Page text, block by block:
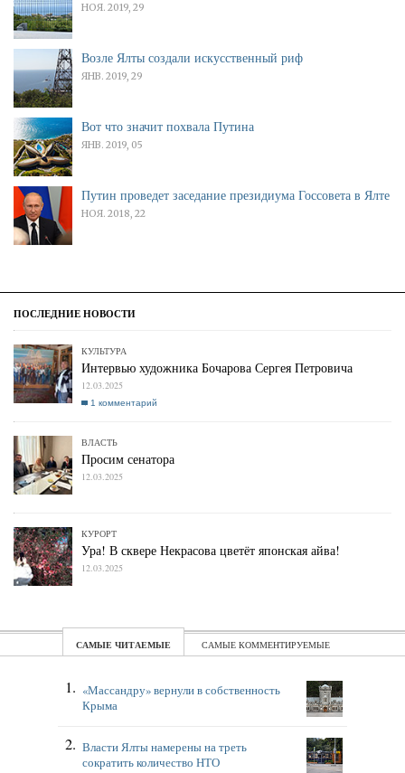
НОЯ. 2019, 29
Возле Ялты создали искусственный риф
ЯНВ. 2019, 29
Вот что значит похвала Путина
ЯНВ. 2019, 05
Путин проведет заседание президиума Госсовета в Ялте
НОЯ. 2018, 22
КУЛЬТУРА
Интервью художника Бочарова Сергея Петровича
12.03.2025
1 комментарий
ВЛАСТЬ
Просим сенатора
12.03.2025
КУРОРТ
Ура! В сквере Некрасова цветёт японская айва!
12.03.2025
ЧИТАЕМЫЕ КОММЕНТИРУЕМЫЕ
«Массандру» вернули в собственность
Крыма
Власти Ялты намерены на треть
сократить количество НТО